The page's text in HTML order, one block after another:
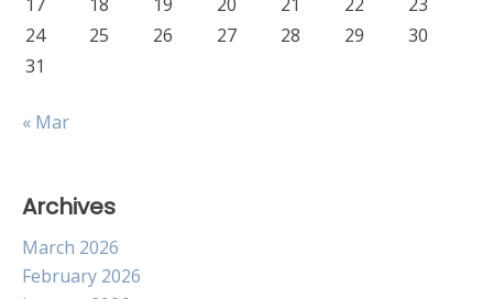
24
25 26 27 28 29
30
31
« Mar
Archives
March 2026
February 2026